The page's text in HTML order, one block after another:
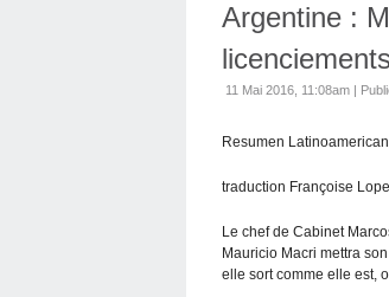
Argentine :
licenciements
11 Mai 2016, 11:08am |
Resumen
traduction Françoise
Le chef de Cabinet
Mauricio Macri mettra
elle sort comme elle est,